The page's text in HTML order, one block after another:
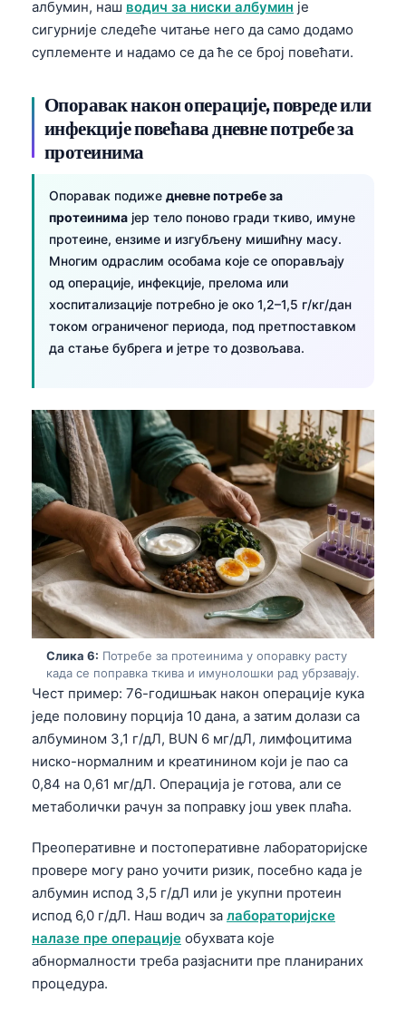
албумин, наш водич за ниски албумин је
сигурније следеће читање него да само додамо
суплементе и надамо се да ће се број повећати.
Опоравак након операције, повреде или
инфекције повећава дневне потребе за
протеинима
Опоравак подиже дневне потребе за
протеинима јер тело поново гради ткиво, имуне
протеине, ензиме и изгубљену мишићну масу.
Многим одраслим особама које се опорављају
од операције, инфекције, прелома или
хоспитализације потребно је око 1,2–1,5 г/кг/дан
током ограниченог периода, под претпоставком
да стање бубрега и јетре то дозвољава.
Слика 6: Потребе за протеинима у опоравку расту
када се поправка ткива и имунолошки рад убрзавају.
Чест пример: 76-годишњак након операције кука
једе половину порција 10 дана, а затим долази са
албумином 3,1 г/дЛ, BUN 6 мг/дЛ, лимфоцитима
ниско-нормалним и креатинином који је пао са
0,84 на 0,61 мг/дЛ. Операција је готова, али се
метаболички рачун за поправку још увек плаћа.
Преоперативне и постоперативне лабораторијске
провере могу рано уочити ризик, посебно када је
албумин испод 3,5 г/дЛ или је укупни протеин
испод 6,0 г/дЛ. Наш водич за лабораторијске
налазе пре операције обухвата које
абнормалности треба разјаснити пре планираних
процедура.
ئۇيغۇرچە
Кыргызча
Татар теле
Беларуская мова
Ślōnskŏ gŏdka
Norsk bokmål